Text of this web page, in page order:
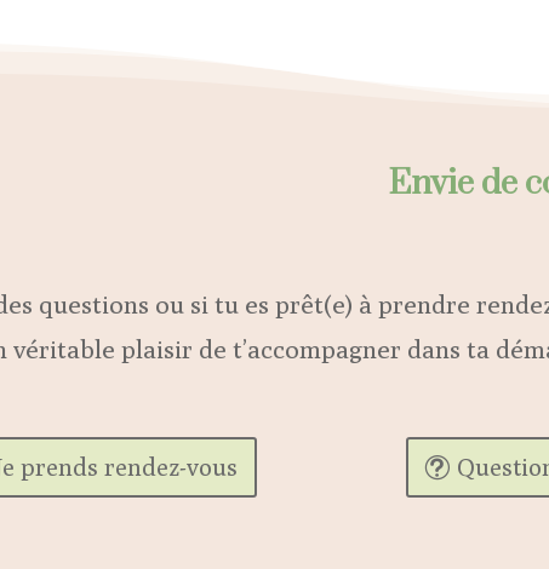
Envie de
questions ou si tu es prêt(e) à prendre
véritable plaisir de t’accompagner dans ta
prends rendez-vous